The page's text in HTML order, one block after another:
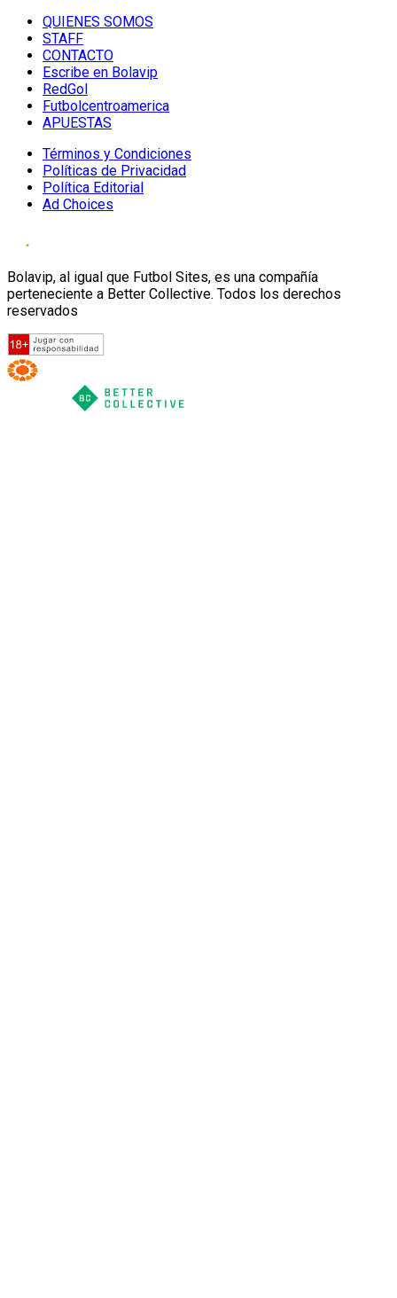
QUIENES SOMOS
STAFF
CONTACTO
Escribe en Bolavip
RedGol
Futbolcentroamerica
APUESTAS
Términos y Condiciones
Políticas de Privacidad
Política Editorial
Ad Choices
Bolavip, al igual que Futbol Sites, es una compañía
perteneciente a Better Collective. Todos los derechos
reservados